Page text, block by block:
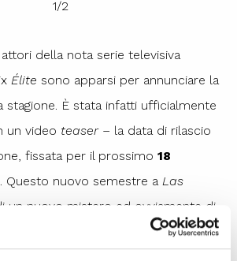
1/2
della nota serie televisiva
Élite sono apparsi per annunciare la
stagione. È stata infatti ufficialmente
un video teaser – la data di rilascio
fissata per il prossimo 18
. Questo nuovo semestre a Las
un nuovo mistero ed ovviamente di
di cui non conosciamo l’identità.